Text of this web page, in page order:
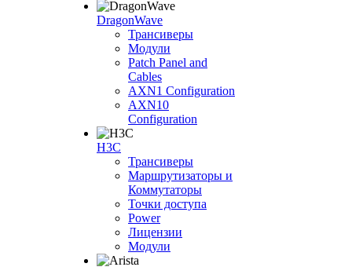
DragonWave
Трансиверы
Модули
Patch Panel and
Cables
AXN1 Configuration
AXN10
Configuration
H3С
Трансиверы
Маршрутизаторы и
Коммутаторы
Точки доступа
Power
Лицензии
Модули